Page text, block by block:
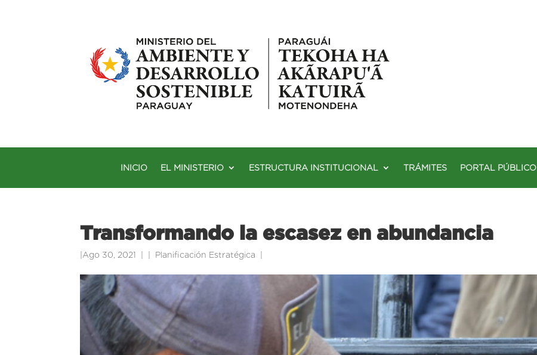
INICIO EL MINISTERIO ESTRUCTURA INSTITUCIONAL TRÁMITES PORTAL PÚBLICO
Transformando la escasez en abundancia
Ago 30, 2021 Planificación Estratégica